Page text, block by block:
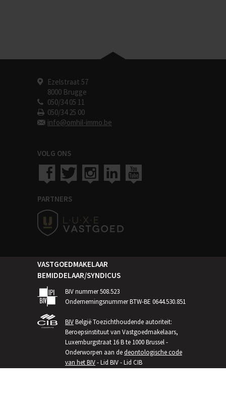
Ezelstraat 57
8000 Brugge
050/34 05 11
050/34 25 00
info@omhil-immo.be
VOLG ONS
PARTNERS
VASTGOEDMAKELAAR
BEMIDDELAAR/SYNDICUS
BIV nummer 508.523
Ondernemingsnummer BTW-BE 0644.530.851
BIVBelgië Toezichthoudende autoriteit:
Beroepsinstituut van Vastgoedmakelaars,
Luxemburgstraat 16 B te 1000 Brussel -
Onderworpen aan dedeontologische code
van het BIV- Lid BIV - Lid CIB